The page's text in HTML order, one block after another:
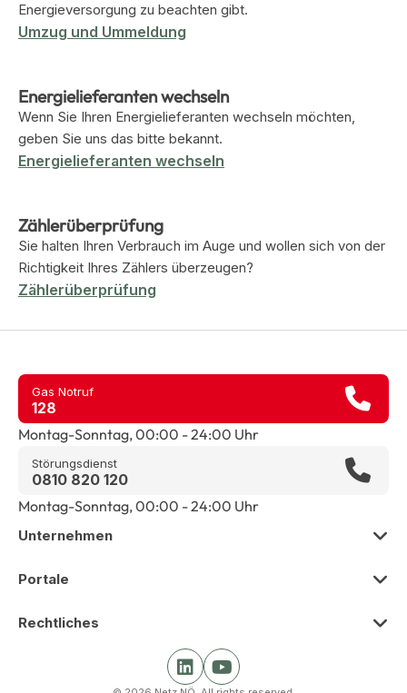
Energieversorgung zu beachten gibt.
Umzug und Ummeldung
Energielieferanten wechseln
Wenn Sie Ihren Energielieferanten wechseln möchten,
geben Sie uns das bitte bekannt.
Energielieferanten wechseln
Zählerüberprüfung
Sie halten Ihren Verbrauch im Auge und wollen sich von der
Richtigkeit Ihres Zählers überzeugen?
Zählerüberprüfung
Gas Notruf
128
Montag-Sonntag, 00:00 - 24:00 Uhr
Störungsdienst
0810 820 120
Montag-Sonntag, 00:00 - 24:00 Uhr
Unternehmen
Zur Übersicht
Portale
Zur Übersicht
Rechtliches